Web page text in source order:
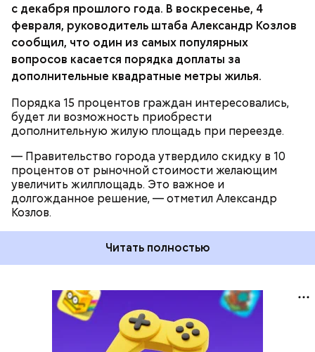
с декабря прошлого года. В воскресенье, 4
февраля, руководитель штаба Александр Козлов
сообщил, что один из самых популярных
вопросов касается порядка доплаты за
дополнительные квадратные метры жилья.
Порядка 15 процентов граждан интересовались,
будет ли возможность приобрести
дополнительную жилую площадь при переезде.
— Правительство города утвердило скидку в 10
процентов от рыночной стоимости желающим
увеличить жилплощадь. Это важное и
долгожданное решение, — отметил Александр
Козлов.
Читать полностью